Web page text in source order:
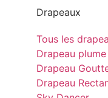
Drapeaux
Tous les
Drapeau plume
Drapeau
Drapeau